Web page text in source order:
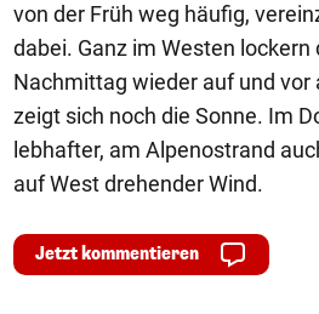
von der Früh weg häufig,
dabei. Ganz im Westen lockern
Nachmittag wieder auf und vor
zeigt sich noch die Sonne. Im
lebhafter, am Alpenostrand
auf West drehender Wind.
Jetzt kommentieren